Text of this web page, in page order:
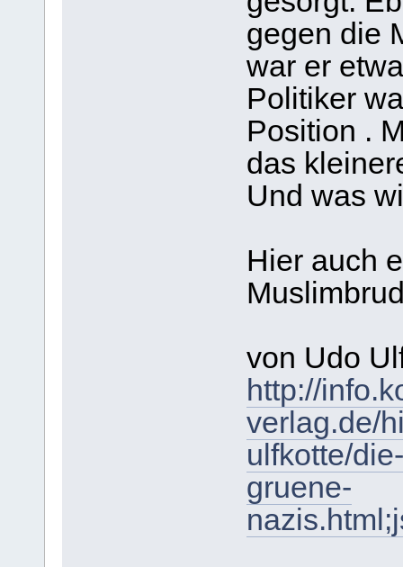
gegen die
war er
Politiker
Position .
das
Und was
Hier auch
von Udo
http://
verlag.de/
ulfkotte/
gruene-